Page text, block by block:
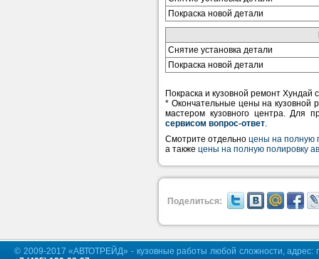
Покраска новой детали
Снятие установка детали
Покраска новой детали
Покраска и кузовной ремонт Хундай
* Окончательные цены на кузовной
мастером кузовного центра. Для
сервисом вопрос-ответ.
Смотрите отдельно цены на полную
а также цены на полную полировку
Поделиться:
© 2009-2017 «АВТОТРЕЙД» - кузовные работы любой сложности,